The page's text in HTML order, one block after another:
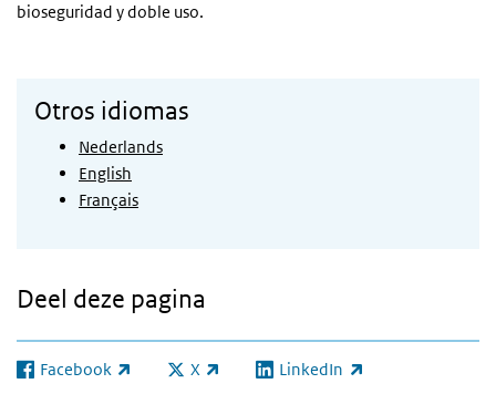
bioseguridad y doble uso.
Otros idiomas
Nederlands
English
Français
Deel deze pagina
Facebook
(externe link) X
(externe link) LinkedIn
(externe link)